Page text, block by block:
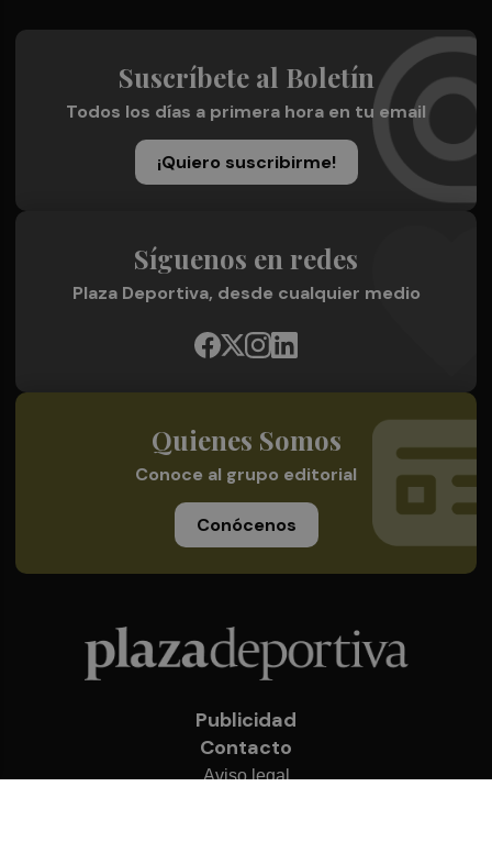
Suscríbete al Boletín
Todos los días a primera hora en tu email
¡Quiero suscribirme!
Síguenos en redes
Plaza Deportiva, desde cualquier medio
Quienes Somos
Conoce al grupo editorial
Conócenos
Publicidad
Contacto
Aviso legal